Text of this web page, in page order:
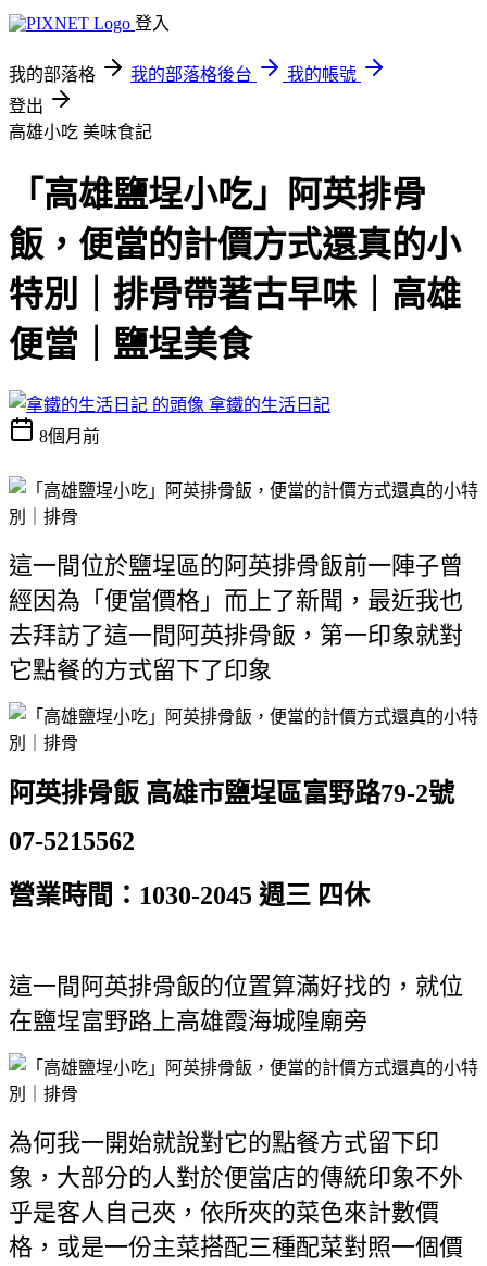
登入
我的部落格 我的部落格後台
我的帳號
登出
高雄小吃 美味食記
「高雄鹽埕小吃」阿英排骨
飯，便當的計價方式還真的小
特別｜排骨帶著古早味｜高雄
便當｜鹽埕美食
拿鐵的生活日記
8個月前
這一間位於鹽埕區的阿英排骨飯前一陣子曾
經因為「便當價格」而上了新聞，最近我也
去拜訪了這一間阿英排骨飯，第一印象就對
它點餐的方式留下了印象
阿英排骨飯 高雄市鹽埕區富野路79-2號
07-5215562
營業時間：1030-2045 週三 四休
這一間阿英排骨飯的位置算滿好找的，就位
在鹽埕富野路上高雄霞海城隍廟旁
為何我一開始就說對它的點餐方式留下印
象，大部分的人對於便當店的傳統印象不外
乎是客人自己夾，依所夾的菜色來計數價
格，或是一份主菜搭配三種配菜對照一個價